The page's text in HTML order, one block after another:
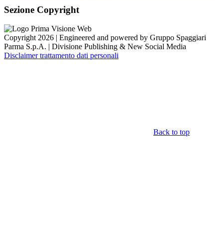
Sezione Copyright
Copyright 2026 | Engineered and powered by Gruppo Spaggiari
Parma S.p.A. | Divisione Publishing & New Social Media
Disclaimer trattamento dati personali
Back to top